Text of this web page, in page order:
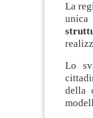
La
unica
Lo
della